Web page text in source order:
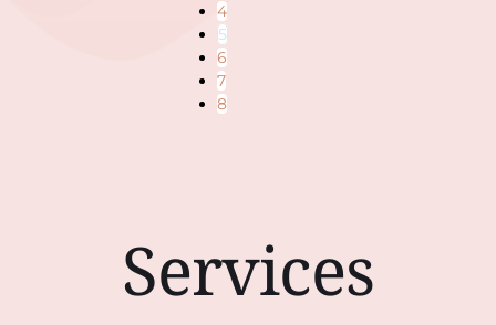
4
5
6
7
8
Services